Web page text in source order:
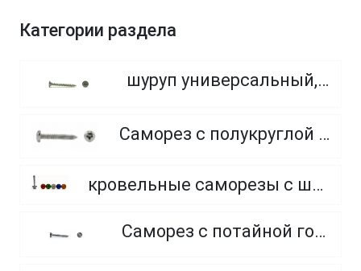
Категории раздела
шуруп универсальный, потайная головка, PZ
Саморез с полукруглой головкой с острым концом
кровельные саморезы с шайбой и резиновой прокладкой EPDM, окрашенные по каталогу RAL (Тайвань)
Саморез с потайной головкой и острым концом